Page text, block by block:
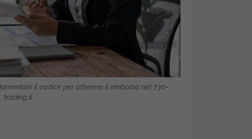
il codice per ottenere il rimborso nel 730-
trading.it